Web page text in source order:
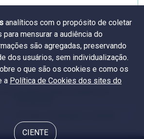
analíticos com o propósito de coletar
mensurar a audiência do
são agregadas, preservando
dos usuários, sem individualização.
o que são os cookies e como os
a Política de Cookies dos sites do
CIENTE